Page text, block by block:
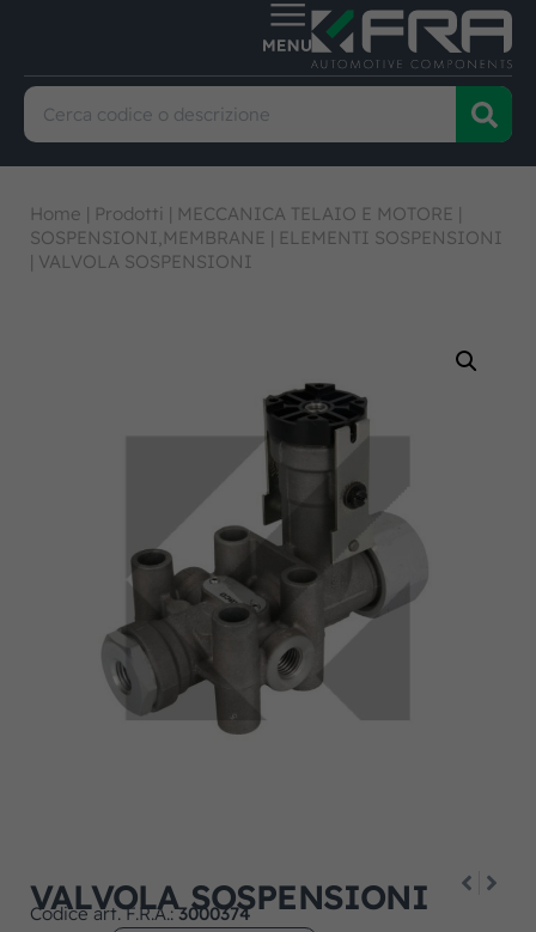
Home | Prodotti | MECCANICA TELAIO E MOTORE |
SOSPENSIONI,MEMBRANE | ELEMENTI SOSPENSIONI
| VALVOLA SOSPENSIONI
VALVOLA SOSPENSIONI
Codice art. F.R.A.:3000374